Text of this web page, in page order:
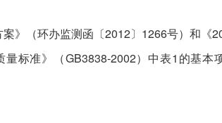
（环办监测函〔2012〕1266号）和《
标准》（GB3838-2002）中表1的基